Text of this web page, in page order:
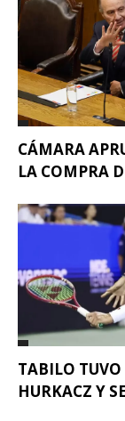
CÁMARA
LA COMPRA
TABILO
HURKACZ Y